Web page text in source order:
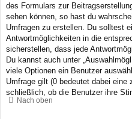
des Formulars zur
sehen können, so hast du
Umfragen zu erstellen. Du solltest
Antwortmöglichkeiten in die
sicherstellen, dass jede
Du kannst auch unter
viele Optionen ein Benutzer
Umfrage gilt (0 bedeutet dabei eine
schließlich, ob die Benutzer ihre
Nach oben